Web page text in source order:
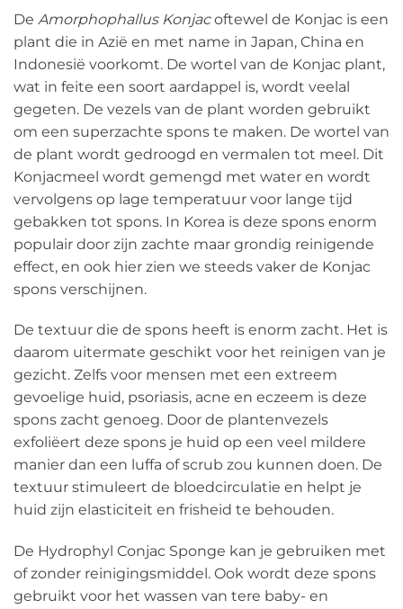
De Amorphophallus Konjacoftewel de Konjac is een
plant die in Azië en met name in Japan, China en
Indonesië voorkomt. De wortel van de Konjac plant,
wat in feite een soort aardappel is, wordt veelal
gegeten. De vezels van de plant worden gebruikt
om een superzachte spons te maken. De wortel van
de plant wordt gedroogd en vermalen tot meel. Dit
Konjacmeel wordt gemengd met water en wordt
vervolgens op lage temperatuur voor lange tijd
gebakken tot spons. In Korea is deze spons enorm
populair door zijn zachte maar grondig reinigende
effect, en ook hier zien we steeds vaker de Konjac
spons verschijnen.
De textuur die de spons heeft is enorm zacht. Het is
daarom uitermate geschikt voor het reinigen van je
gezicht. Zelfs voor mensen met een extreem
gevoelige huid, psoriasis, acne en eczeem is deze
spons zacht genoeg. Door de plantenvezels
exfoliëert deze spons je huid op een veel mildere
manier dan een luffa of scrub zou kunnen doen. De
textuur stimuleert de bloedcirculatie en helpt je
huid zijn elasticiteit en frisheid te behouden.
De Hydrophyl Conjac Sponge kan je gebruiken met
of zonder reinigingsmiddel. Ook wordt deze spons
gebruikt voor het wassen van tere baby- en